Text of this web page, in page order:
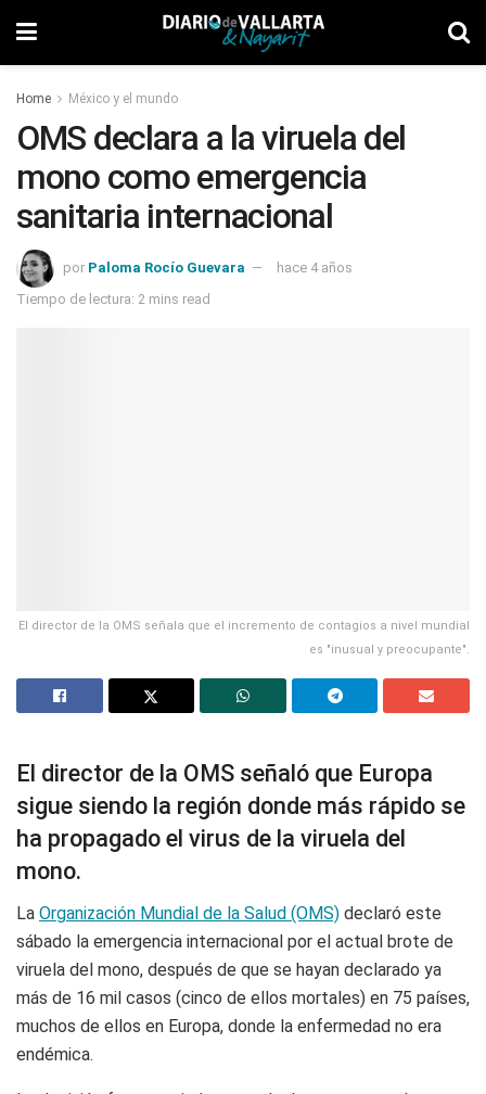
Home México y el mundo
OMS declara a la viruela del
mono como emergencia
sanitaria internacional
por Paloma Rocío Guevara
hace 4 años
Tiempo de lectura: 2 mins read
El director de la OMS señala que el incremento de contagios a nivel mundial
es "inusual y preocupante".
El director de la OMS señaló que Europa
sigue siendo la región donde más rápido se
ha propagado el virus de la viruela del
mono.
La Organización Mundial de la Salud (OMS) declaró este
sábado la emergencia internacional por el actual brote de
viruela del mono, después de que se hayan declarado ya
más de 16 mil casos (cinco de ellos mortales) en 75 países,
muchos de ellos en Europa, donde la enfermedad no era
endémica.